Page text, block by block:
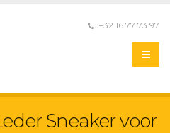
+32 16 77 73 97
Sneaker voor